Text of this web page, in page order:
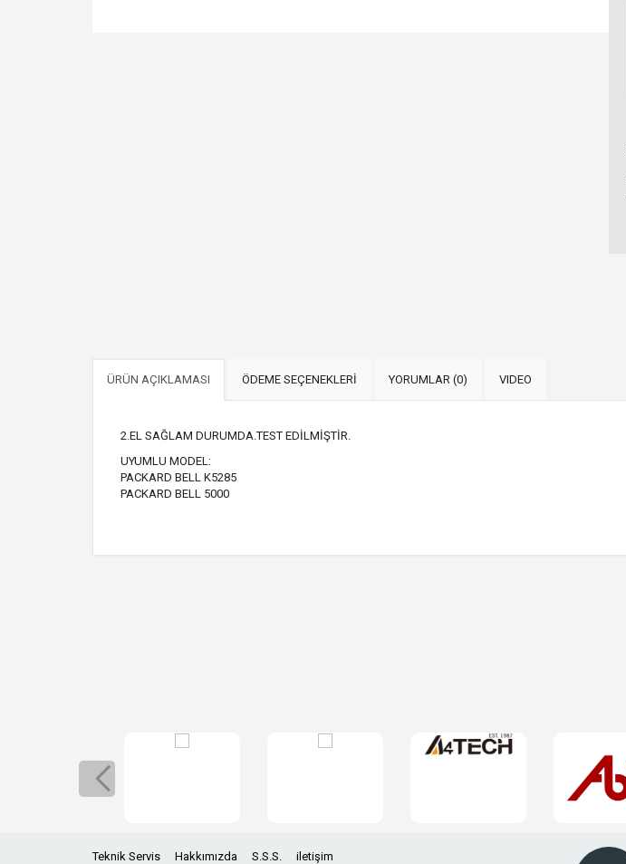
ÜRÜN AÇIKLAMASI ÖDEME SEÇENEKLERİ YORUMLAR (0) VIDEO
2.EL SAĞLAM DURUMDA.TEST EDİLMİŞTİR.
UYUMLU MODEL:
PACKARD BELL K5285
PACKARD BELL 5000
Teknik Servis Hakkımızda S.S.S. iletişim